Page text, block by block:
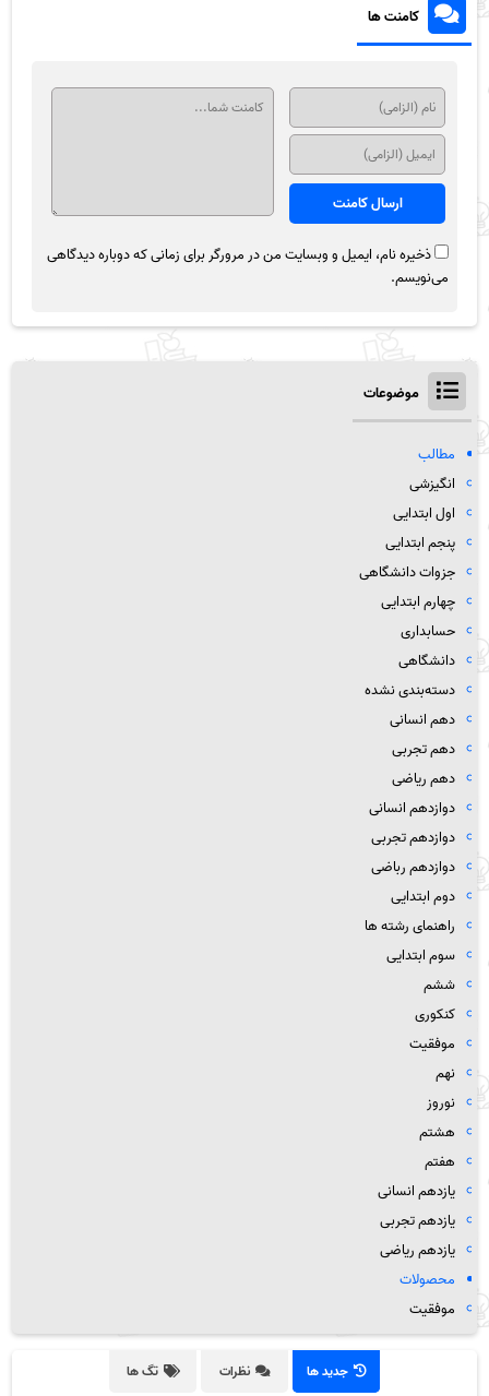
کامنت ها
ذخیره نام، ایمیل و وبسایت من در مرورگر برای زمانی که دوباره دیدگاهی
می‌نویسم.
موضوعات
مطالب
انگیزشی
اول ابتدایی
پنجم ابتدایی
جزوات دانشگاهی
چهارم ابتدایی
حسابداری
دانشگاهی
دسته‌بندی نشده
دهم انسانی
دهم تجربی
دهم ریاضی
دوازدهم انسانی
دوازدهم تجربی
دوازدهم رباضی
دوم ابتدایی
راهنمای رشته ها
سوم ابتدایی
ششم
کنکوری
موفقیت
نهم
نوروز
هشتم
هفتم
یازدهم انسانی
یازدهم تجربی
یازدهم ریاضی
محصولات
موفقیت
جدید ها نظرات تگ ها